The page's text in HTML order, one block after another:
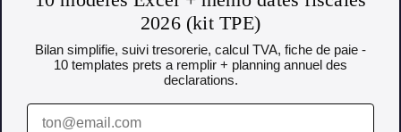
2026 (kit TPE)
Bilan simplifie, suivi tresorerie, calcul TVA, fiche de paie -
10 templates prets a remplir + planning annuel des
declarations.